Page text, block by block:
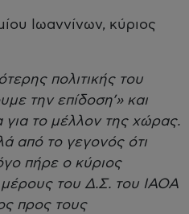
Ιωαννίνων, κύριος
πολιτικής του
την επίδοση’» και
για το μέλλον της χώρας.
από το γεγονός ότι
πήρε ο κύριος
του Δ.Σ. του ΙΑΟΑ
προς τους